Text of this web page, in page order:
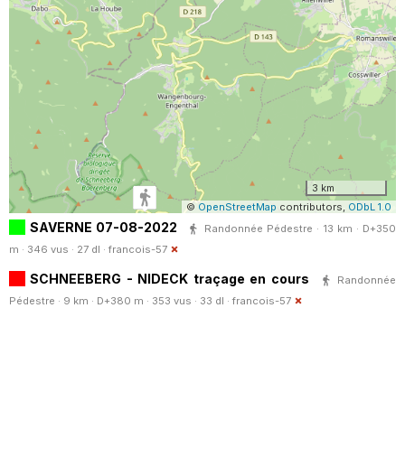
3 km
© OpenStreetMap contributors, ODbL 1.0
SAVERNE 07-08-2022
Randonnée Pédestre · 13 km · D+350
m · 346 vus · 27 dl · francois-57
SCHNEEBERG - NIDECK traçage en cours
Randonnée
Pédestre · 9 km · D+380 m · 353 vus · 33 dl · francois-57